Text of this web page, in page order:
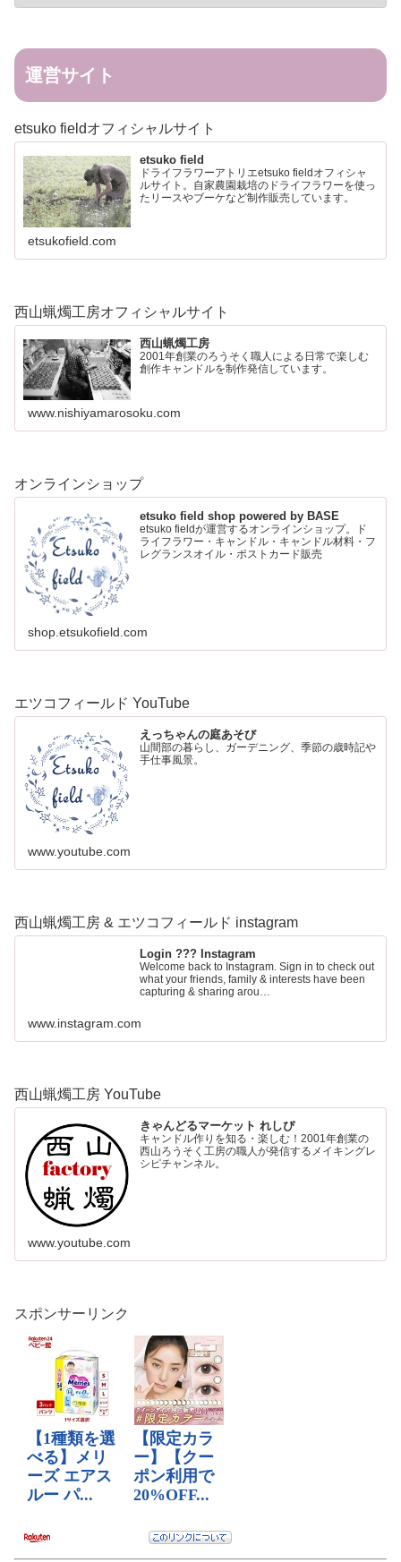
運営サイト
etsuko fieldオフィシャルサイト
etsuko field
ドライフラワーアトリエetsuko fieldオフィシャ
ルサイト。自家農園栽培のドライフラワーを使っ
たリースやブーケなど制作販売しています。
etsukofield.com
西山蝋燭工房オフィシャルサイト
西山蝋燭工房
2001年創業のろうそく職人による日常で楽しむ
創作キャンドルを制作発信しています。
www.nishiyamarosoku.com
オンラインショップ
etsuko field shop powered by BASE
etsuko fieldが運営するオンラインショップ。ド
ライフラワー・キャンドル・キャンドル材料・フ
レグランスオイル・ポストカード販売
shop.etsukofield.com
エツコフィールド YouTube
えっちゃんの庭あそび
山間部の暮らし、ガーデニング、季節の歳時記や
手仕事風景。
www.youtube.com
西山蝋燭工房 & エツコフィールド instagram
Login ??? Instagram
Welcome back to Instagram. Sign in to check out
what your friends, family & interests have been
capturing & sharing arou…
www.instagram.com
西山蝋燭工房 YouTube
きゃんどるマーケット れしぴ
キャンドル作りを知る・楽しむ！2001年創業の
西山ろうそく工房の職人が発信するメイキングレ
シピチャンネル。
www.youtube.com
スポンサーリンク